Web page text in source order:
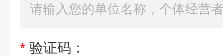
* 验证码：